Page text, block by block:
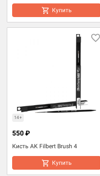
Купить
14+
Кисть AK Filbert Brush 4
550 ₽
Купить